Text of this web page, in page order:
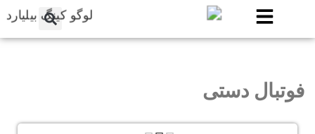
فوتبال دستی